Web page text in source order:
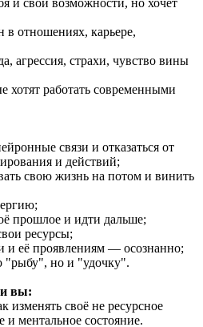
в отношениях, карьере,
агрессия, страхи, чувство вины
хотят работать современными
связи и отказаться от
и действий;
свою жизнь на потом и винить
прошлое и идти дальше;
ресурсы;
и её проявлениям — осознанно;
"рыбу", но и "удочку".
вы:
изменять своё не ресурсное
и ментальное состояние.